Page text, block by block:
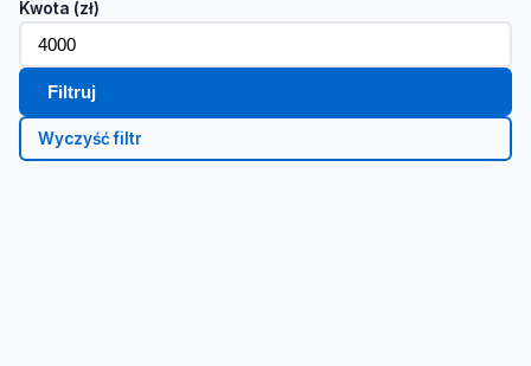
Kwota (zł)
Filtruj
Wyczyść filtr